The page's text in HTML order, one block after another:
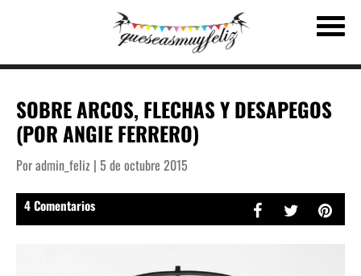
SOBRE ARCOS, FLECHAS Y DESAPEGOS
(POR ANGIE FERRERO)
Por admin_feliz | 5 de octubre 2015
4 Comentarios